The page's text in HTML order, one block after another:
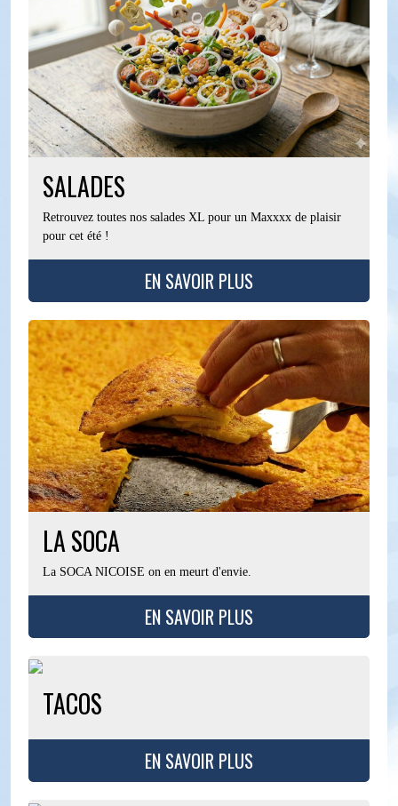
SALADES
Retrouvez toutes nos salades XL pour un Maxxxx de plaisir
pour cet été !
EN SAVOIR PLUS
LA SOCA
La SOCA NICOISE on en meurt d'envie.
EN SAVOIR PLUS
TACOS
EN SAVOIR PLUS